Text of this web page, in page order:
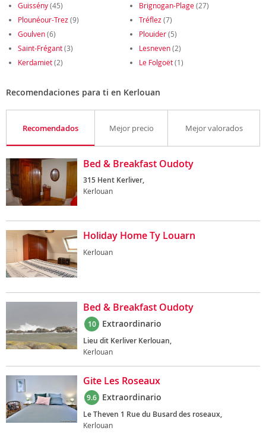
Guissény(45) Brignogan-Plage(27)
Plounéour-Trez (9) Tréflez (7)
Goulven(6) Plouider(5)
Saint-Frégant(3) Lesneven(2)
Kerdamiet(2) Le Folgoët(1)
Recomendaciones para ti en Kerlouan
Recomendados Mejor precio Mejor valorados
Bed & Breakfast Oudoty
315 Hent Kerliver,
Kerlouan
Holiday Home Ty Louarn
Kerlouan
Bed & Breakfast Oudoty
10 Extraordinario
Lieu dit Kerliver Kerlouan,
Kerlouan
Gite Les Roseaux
9.6 Extraordinario
Le Theven 1 Rue du Busard des roseaux,
Kerlouan